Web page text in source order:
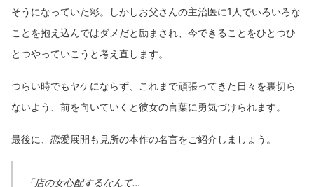
そうになっていた彩。しかしお父さんの主治医に1人でいろいろな
ことを抱え込んではダメだと励まされ、今できることをひとつひ
とつやっていこうと考え直します。
つらい時でもヤケにならず、これまで頑張ってきた日々を裏切ら
ないよう、前を向いていくと彼女の言葉に勇気づけられます。
最後に、恋愛展開も見所の本作の名言をご紹介しましょう。
「店の女心配するなんて…